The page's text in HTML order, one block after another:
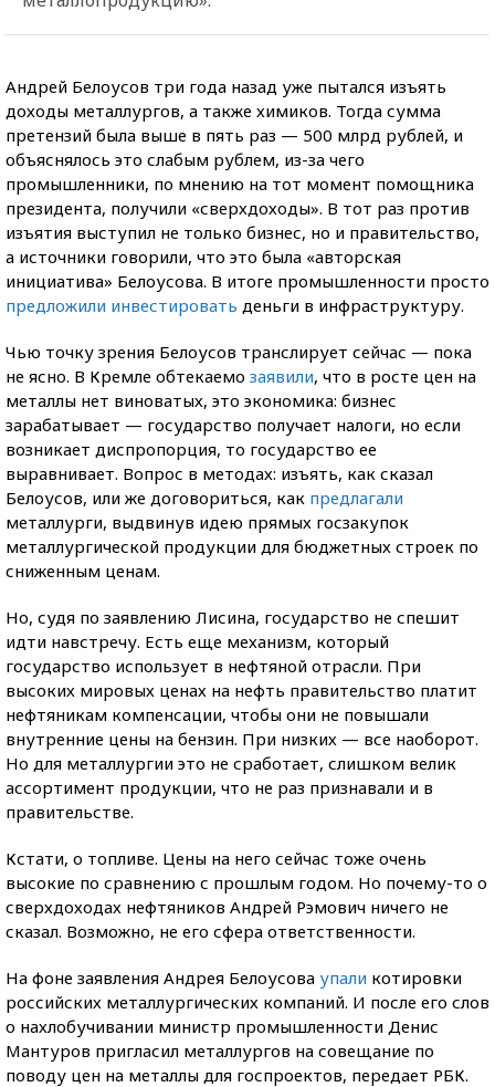
Андрей Белоусов три года назад уже пытался изъять
доходы металлургов, а также химиков. Тогда сумма
претензий была выше в пять раз — 500 млрд рублей, и
объяснялось это слабым рублем, из-за чего
промышленники, по мнению на тот момент помощника
президента, получили «сверхдоходы». В тот раз против
изъятия выступил не только бизнес, но и правительство,
а источники говорили, что это была «авторская
инициатива» Белоусова. В итоге промышленности просто
предложили инвестировать деньги в инфраструктуру.
Чью точку зрения Белоусов транслирует сейчас — пока
не ясно. В Кремле обтекаемо заявили, что в росте цен на
металлы нет виноватых, это экономика: бизнес
зарабатывает — государство получает налоги, но если
возникает диспропорция, то государство ее
выравнивает. Вопрос в методах: изъять, как сказал
Белоусов, или же договориться, как предлагали
металлурги, выдвинув идею прямых госзакупок
металлургической продукции для бюджетных строек по
сниженным ценам.
Но, судя по заявлению Лисина, государство не спешит
идти навстречу. Есть еще механизм, который
государство использует в нефтяной отрасли. При
высоких мировых ценах на нефть правительство платит
нефтяникам компенсации, чтобы они не повышали
внутренние цены на бензин. При низких — все наоборот.
Но для металлургии это не сработает, слишком велик
ассортимент продукции, что не раз признавали и в
правительстве.
Кстати, о топливе. Цены на него сейчас тоже очень
высокие по сравнению с прошлым годом. Но почему-то о
сверхдоходах нефтяников Андрей Рэмович ничего не
сказал. Возможно, не его сфера ответственности.
На фоне заявления Андрея Белоусова упали котировки
российских металлургических компаний. И после его слов
о нахлобучивании министр промышленности Денис
Мантуров пригласил металлургов на совещание по
поводу цен на металлы для госпроектов, передает РБК.